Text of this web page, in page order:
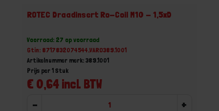
ROTEC Draadinsert Ro-Coil M10 - 1,5xD
Voorraad: 27 op voorraad
Gtin: 8717832074544,VARO389.1001
Artikelnummer merk: 389.1001
€ 0,64 incl. BTW
Prijs per 1 Stuk
- +